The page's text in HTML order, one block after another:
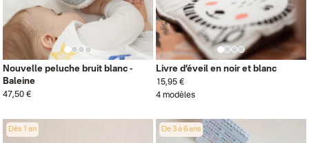
Nouvelle peluche bruit blanc -
Baleine
47,50 €
Livre d’éveil en noir et blanc
15,95 €
4 modèles
Dès 1 an De 3 à 6 ans